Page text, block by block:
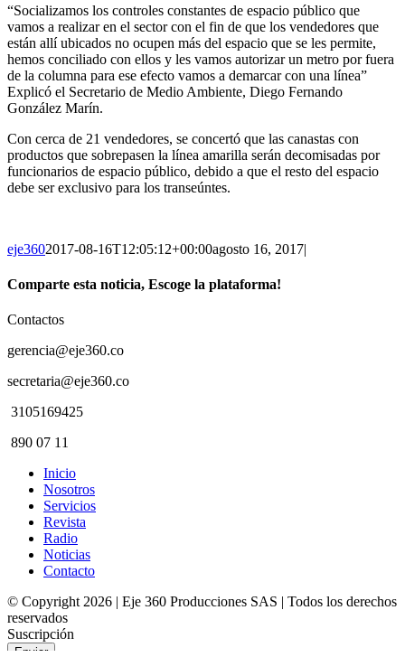
“Socializamos los controles constantes de espacio público que
vamos a realizar en el sector con el fin de que los vendedores que
están allí ubicados no ocupen más del espacio que se les permite,
hemos conciliado con ellos y les vamos autorizar un metro por fuera
de la columna para ese efecto vamos a demarcar con una línea”
Explicó el Secretario de Medio Ambiente, Diego Fernando
González Marín.
Con cerca de 21 vendedores, se concertó que las canastas con
productos que sobrepasen la línea amarilla serán decomisadas por
funcionarios de espacio público, debido a que el resto del espacio
debe ser exclusivo para los transeúntes.
eje3602017-08-16T12:05:12+00:00agosto 16, 2017|
Comparte esta noticia, Escoge la plataforma!
Facebook
Twitter
WhatsApp
Contactos
gerencia@eje360.co
secretaria@eje360.co
3105169425
890 07 11
Inicio
Nosotros
Servicios
Revista
Radio
Noticias
Contacto
© Copyright2026 | Eje 360 Producciones SAS | Todos los derechos
reservados
Facebook
Twitter
YouTube
Instagram
Suscripción
Enviar